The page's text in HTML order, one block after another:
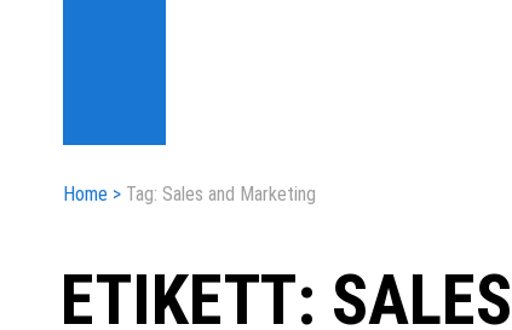
Home > Tag: Sales and Marketing
ETIKETT: SALES